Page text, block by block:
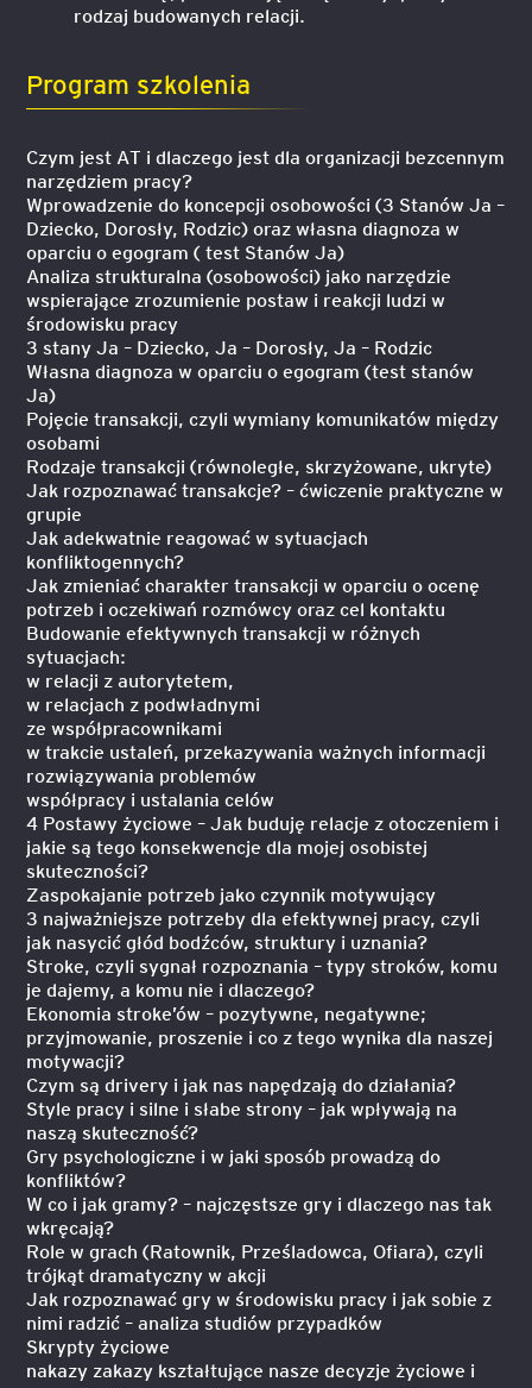
rodzaj budowanych relacji.
Program szkolenia
Czym jest AT i dlaczego jest dla organizacji bezcennym
narzędziem pracy?
Wprowadzenie do koncepcji osobowości (3 Stanów Ja –
Dziecko, Dorosły, Rodzic) oraz własna diagnoza w
oparciu o egogram ( test Stanów Ja)
Analiza strukturalna (osobowości) jako narzędzie
wspierające zrozumienie postaw i reakcji ludzi w
środowisku pracy
3 stany Ja – Dziecko, Ja – Dorosły, Ja – Rodzic
Własna diagnoza w oparciu o egogram (test stanów
Ja)
Pojęcie transakcji, czyli wymiany komunikatów między
osobami
Rodzaje transakcji (równoległe, skrzyżowane, ukryte)
Jak rozpoznawać transakcje? – ćwiczenie praktyczne w
grupie
Jak adekwatnie reagować w sytuacjach
konfliktogennych?
Jak zmieniać charakter transakcji w oparciu o ocenę
potrzeb i oczekiwań rozmówcy oraz cel kontaktu
Budowanie efektywnych transakcji w różnych
sytuacjach:
w relacji z autorytetem,
w relacjach z podwładnymi
ze współpracownikami
w trakcie ustaleń, przekazywania ważnych informacji
rozwiązywania problemów
współpracy i ustalania celów
4 Postawy życiowe – Jak buduję relacje z otoczeniem i
jakie są tego konsekwencje dla mojej osobistej
skuteczności?
Zaspokajanie potrzeb jako czynnik motywujący
3 najważniejsze potrzeby dla efektywnej pracy, czyli
jak nasycić głód bodźców, struktury i uznania?
Stroke, czyli sygnał rozpoznania – typy stroków, komu
je dajemy, a komu nie i dlaczego?
Ekonomia stroke’ów – pozytywne, negatywne;
przyjmowanie, proszenie i co z tego wynika dla naszej
motywacji?
Czym są drivery i jak nas napędzają do działania?
Style pracy i silne i słabe strony – jak wpływają na
naszą skuteczność?
Gry psychologiczne i w jaki sposób prowadzą do
konfliktów?
W co i jak gramy? – najczęstsze gry i dlaczego nas tak
wkręcają?
Role w grach (Ratownik, Prześladowca, Ofiara), czyli
trójkąt dramatyczny w akcji
Jak rozpoznawać gry w środowisku pracy i jak sobie z
nimi radzić – analiza studiów przypadków
Skrypty życiowe
nakazy zakazy kształtujące nasze decyzje życiowe i